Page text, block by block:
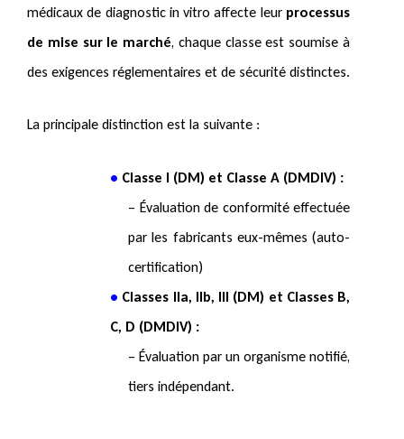
médicaux de diagnostic in vitro affecte leur processus
de mise sur le marché, chaque classe est soumise à
des exigences réglementaires et de sécurité distinctes.
La principale distinction est la suivante :
• Classe I (DM) et Classe A (DMDIV) :
– Évaluation de conformité effectuée
par les fabricants eux-mêmes (auto-
certification)
• Classes IIa, IIb, III (DM) et Classes B,
C, D (DMDIV) :
– Évaluation par un organisme notifié,
tiers indépendant.